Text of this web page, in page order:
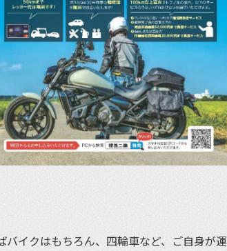
バイクはもちろん、四輪車など、ご自身が運